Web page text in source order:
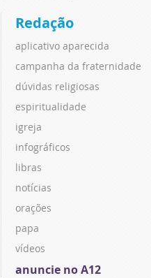
Redação
aplicativo aparecida
campanha da fraternidade
dúvidas religiosas
espiritualidade
igreja
infográficos
libras
notícias
orações
papa
vídeos
anuncie no A12